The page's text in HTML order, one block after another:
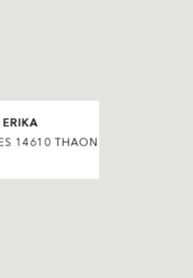
ERIKA
14610 THAON